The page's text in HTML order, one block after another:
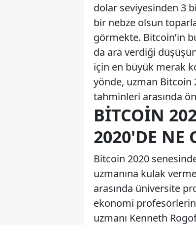
dolar seviyesinden 3
bir nebze olsun
görmekte. Bitcoin’in
da ara verdiği
için en büyük merak
yönde, uzman Bitcoin
tahminleri arasında
BITCOIN
2020'DE NE
Bitcoin 2020
uzmanına kulak
arasında üniversite
ekonomi
uzmanı Kenneth